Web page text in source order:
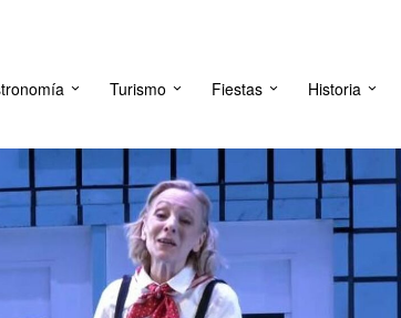
Turismo Fiestas Historia